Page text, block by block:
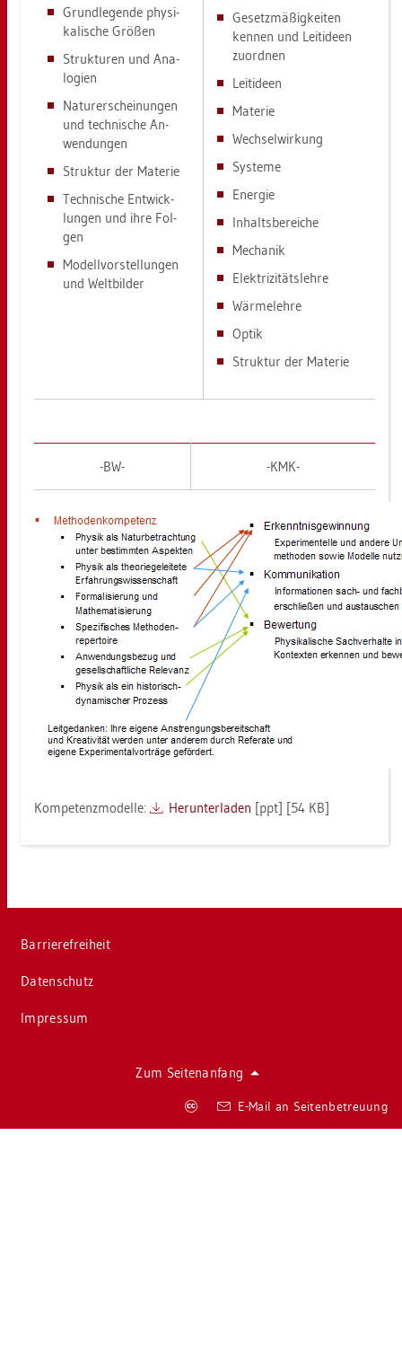
Grund­le­gen­de phy­si­
ka­li­sche Grö­ßen
Struk­tu­ren und Ana­
lo­gi­en
Na­tur­er­schei­nun­gen
und tech­ni­sche An­
wen­dun­gen
Struk­tur der Ma­te­rie
Tech­ni­sche Ent­wick­
lun­gen und ihre Fol­
gen
Mo­dell­vor­stel­lun­gen
und Welt­bil­der
Ge­setz­mä­ßig­kei­ten
ken­nen und Leit­ide­en
zu­ord­nen
Leit­ide­en
Ma­te­rie
Wech­sel­wir­kung
Sys­te­me
En­er­gie
In­halts­be­rei­che
Me­cha­nik
Elek­tri­zi­täts­leh­re
Wär­me­leh­re
Optik
Struk­tur der Ma­te­rie
-BW- -KMK-
Kom­pe­tenz­mo­del­le: Her­un­ter­la­den [ppt] [54 KB]
Bar­rie­re­frei­heit
Da­ten­schutz
Im­pres­sum
Zum Sei­ten­an­fang
E-Mail an Sei­ten­be­treu­ung
Co­